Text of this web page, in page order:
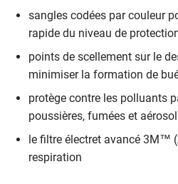
sangles codées par couleur
rapide du niveau de
points de scellement sur le
minimiser la formation de
protège contre les polluants
poussières, fumées et
le filtre électret avancé 3M™
respiration